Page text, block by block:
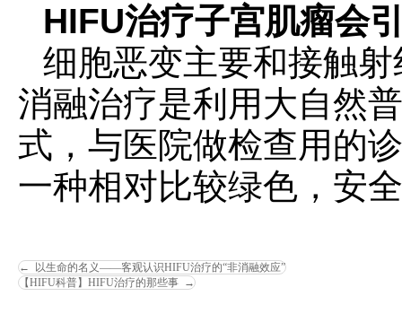
HIFU治疗子宫肌瘤会
细胞恶变主要和接触
消融治疗是利用大自然
式，与医院做检查用的
一种相对比较绿色，安
←
以生命的名义——客观认识HIFU治疗的“非消融效应”
【HIFU科普】HIFU治疗的那些事 →